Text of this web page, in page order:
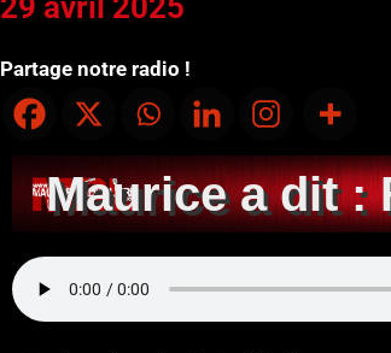
29 avril 2025
Partage notre radio !
Maurice a dit :